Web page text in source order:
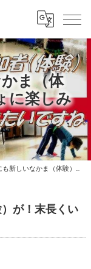
ま（体
に楽しみ
ま（体験）が！末長くいっしょに楽しみたいですね。
が！末長くい